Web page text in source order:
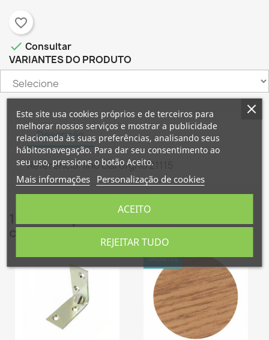
Adicionar à Lista de desejos
add_circle_outline Criar nova lista
Criar lista de desejos
Nome da lista de desejos
Criar lista de desejos
Entrar
É necessário ter sessão iniciada para guardar
produtos na sua lista de desejos.
Cancelar
favorite_border
 Consultar
VARIANTES DO PRODUTO
Descrição
Referência: lino claro/grid 21115
16 outros produtos na mesma
categoria:
VARIANTES
Este site usa cookies próprios e de terceiros para
melhorar nossos serviços e mostrar a publicidade
relacionada às suas preferências, analisando seus
hábitosnavegação. Para dar seu consentimento ao
seu uso, pressione o botão Aceito.
Mais informações Personalização de cookies
REJEITAR TUDO
ACEITO